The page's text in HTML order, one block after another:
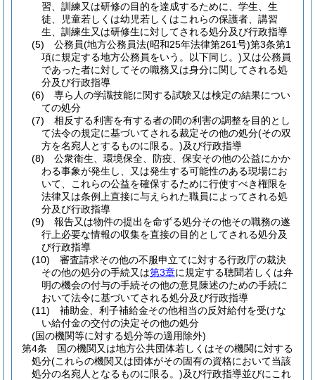
習、訓練又は研修の目的を達成するために、学生、生
徒、児童若しくは幼児若しくはこれらの保護者、講習
生、訓練生又は研修生に対してされる処分及び行政指導
(5)
公務員(地方公務員法(昭和25年法律第261号)第3条第1
項に規定する地方公務員をいう。以下同じ。)又は公務員
であった者に対してその職務又は身分に関してされる処
分及び行政指導
(6)
専ら人の学識技能に関する試験又は検定の結果につい
ての処分
(7)
相反する利害を有する者の間の利害の調整を目的とし
て法令の規定に基づいてされる裁定その他の処分(その双
方を名宛人とするものに限る。)及び行政指導
(8)
公衆衛生、環境保全、防疫、保安その他の公益にかか
わる事象が発生し、又は発生する可能性のある現場にお
いて、これらの公益を確保するために行使すべき権限を
法律又は条例上直接に与えられた職員によってされる処
分及び行政指導
(9)
報告又は物件の提出を命ずる処分その他その職務の遂
行上必要な情報の収集を直接の目的としてされる処分及
び行政指導
(10)
審査請求その他の不服申立てに対する行政庁の裁決
その他の処分の手続又は第3章に規定する聴聞若しくは弁
明の機会の付与の手続その他の意見陳述のための手続に
おいて法令に基づいてされる処分及び行政指導
(11)
補助金、利子補給金その他相当の反対給付を受けな
い給付金の交付の決定その他の処分
(国の機関等に対する処分等の適用除外)
第4条
国の機関又は地方公共団体若しくはその機関に対する
処分(これらの機関又は団体がその固有の資格において当該
処分の名宛人となるものに限る。)及び行政指導並びにこれ